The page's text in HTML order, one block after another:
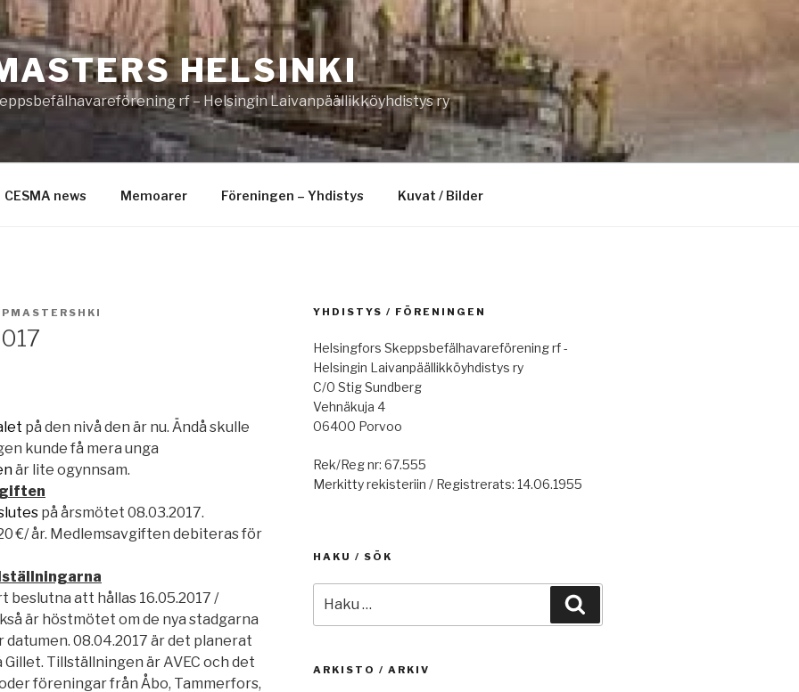
HELSINKI
rf – Helsingin Laivanpäällikköyhdistys ry
CESMA news Memoarer Föreningen – Yhdistys Kuvat / Bilder
på den nivå den är nu. Ändå skulle
kunde få mera unga
är lite ogynnsam.
på årsmötet 08.03.2017.
€/ år. Medlemsavgiften debiteras för
beslutna att hållas 16.05.2017 /
är höstmötet om de nya stadgarna
08.04.2017 är det planerat
Tillställningen är AVEC och det
föreningar från Åbo, Tammerfors,
YHDISTYS / FÖRENINGEN
Helsingfors Skeppsbefälhavareförening rf -
Helsingin Laivanpäällikköyhdistys ry
C/0 Stig Sundberg
Vehnäkuja 4
06400 Porvoo
Rek/Reg nr: 67.555
Merkitty rekisteriin / Registrerats: 14.06.1955
HAKU / SÖK
ARKISTO / ARKIV